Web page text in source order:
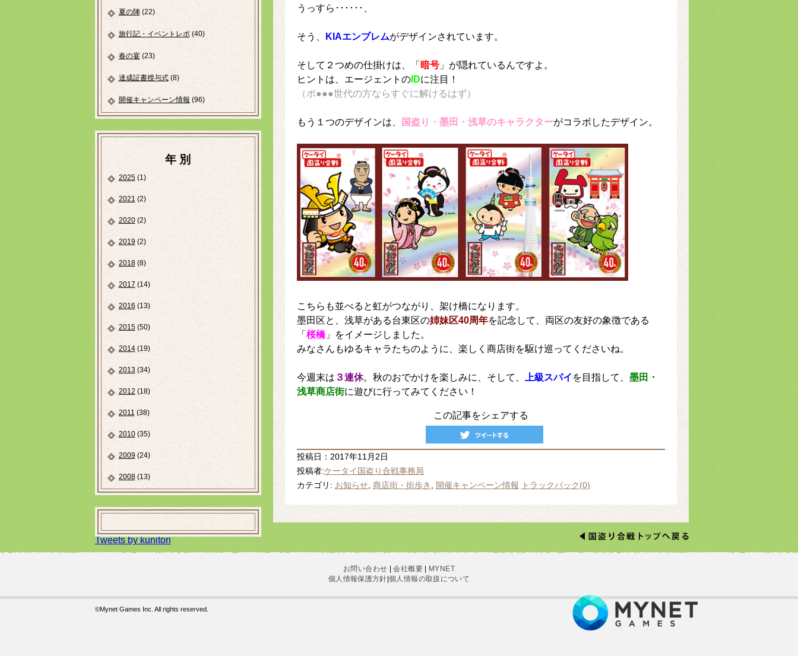
夏の陣(22)
旅行記・イベントレポ(40)
春の宴(23)
達成証書授与式(8)
開催キャンペーン情報 (96)
年 別
2025(1)
2021 (2)
2020(2)
2019(2)
2018(8)
2017(14)
2016(13)
2015(50)
2014(19)
2013(34)
2012 (18)
2011(38)
2010(35)
2009(24)
2008(13)
Tweets by kunitori
うっすら･･････、
そう、 KIAエンブレムがデザインされています。
そして２つめの仕掛けは、「 暗号」が隠れているんですよ。
ヒントは、エージェントのIDに注目！
（ポ●●●世代の方ならすぐに解けるはず）
もう１つのデザインは、 国盗り・墨田・浅草のキャラクターがコラボしたデザイン。
こちらも並べると虹がつながり、架け橋になります。
墨田区と、浅草がある台東区の姉妹区40周年を記念して、両区の友好の象徴である
「 桜橋」をイメージしました。
みなさんもゆるキャラたちのように、楽しく商店街を駆け巡ってくださいね。
今週末は ３連休。秋のおでかけを楽しみに、そして、 上級スパイ を目指して、 墨田・
浅草商店街に遊びに行ってみてください！
この記事をシェアする
投稿日：2017年11月2日
投稿者:ケータイ国盗り合戦事務局
カテゴリ: お知らせ, 商店街・街歩き 開催キャンペーン情報 トラックバック(0)
お問い合わせ |会社概要| MYNET
個人情報保護方針|個人情報の取扱について
©Mynet Games Inc. All rights reserved.